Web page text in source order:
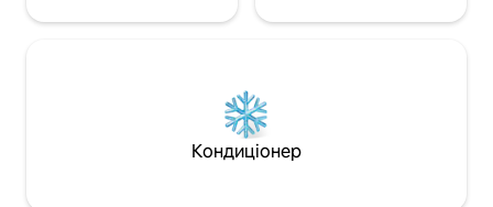
Кондиціонер